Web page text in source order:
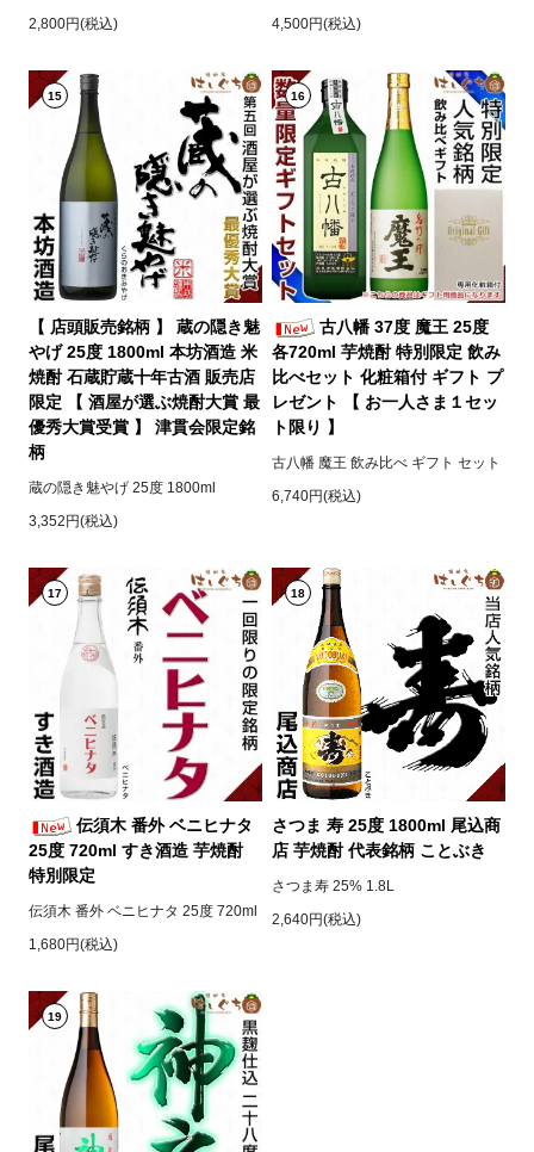
2,800円(税込)
4,500円(税込)
15
【 店頭販売銘柄 】 蔵の隠き魅
やげ 25度 1800ml 本坊酒造 米
焼酎 石蔵貯蔵十年古酒 販売店
限定 【 酒屋が選ぶ焼酎大賞 最
優秀大賞受賞 】 津貫会限定銘
柄
蔵の隠き魅やげ 25度 1800ml
3,352円(税込)
16
古八幡 37度 魔王 25度
各720ml 芋焼酎 特別限定 飲み
比べセット 化粧箱付 ギフト プ
レゼント 【 お一人さま１セッ
ト限り 】
古八幡 魔王 飲み比べ ギフト セット
6,740円(税込)
17
伝須木 番外 ベニヒナタ
25度 720ml すき酒造 芋焼酎
特別限定
伝須木 番外 ベニヒナタ 25度 720ml
1,680円(税込)
18
さつま 寿 25度 1800ml 尾込商
店 芋焼酎 代表銘柄 ことぶき
さつま寿 25% 1.8L
2,640円(税込)
19